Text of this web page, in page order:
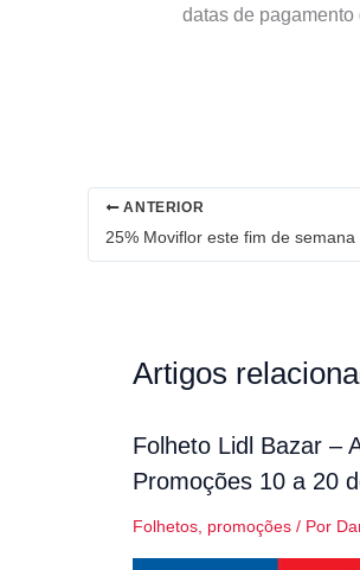
datas de
ANTERIOR
25% Moviflor este fim de semana
Artigos
Folheto Lidl Bazar –
Promoções 10 a 20
Folhetos promoções / Por